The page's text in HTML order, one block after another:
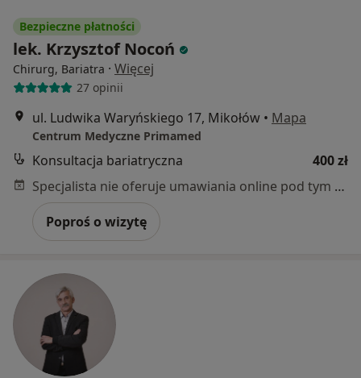
Bezpieczne płatności
lek. Krzysztof Nocoń
Chirurg, Bariatra · Więcej
27 opinii
ul. Ludwika Waryńskiego 17, Mikołów • Mapa
Centrum Medyczne Primamed
Konsultacja bariatryczna
400 zł
Specjalista nie oferuje umawiania online pod tym adresem.
Poproś o wizytę